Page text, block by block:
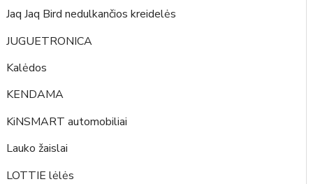
Jaq Jaq Bird nedulkančios kreidelės
JUGUETRONICA
Kalėdos
KENDAMA
KiNSMART automobiliai
Lauko žaislai
LOTTIE lėlės